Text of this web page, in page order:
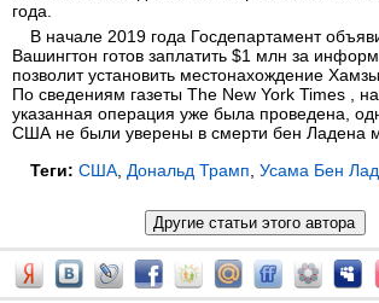
года.
В начале 2019 года Госдепартамент
Вашингтон готов заплатить $1 млн за
позволит установить местонахождение
По сведениям газеты The New York Times ,
указанная операция уже была проведена,
США не были уверены в смерти бен Ладена
Теги: США Дональд Трамп Усама Бен